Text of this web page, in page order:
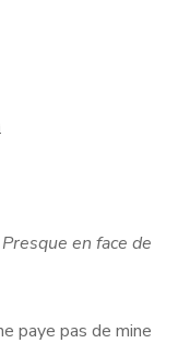
en face de
paye pas de mine